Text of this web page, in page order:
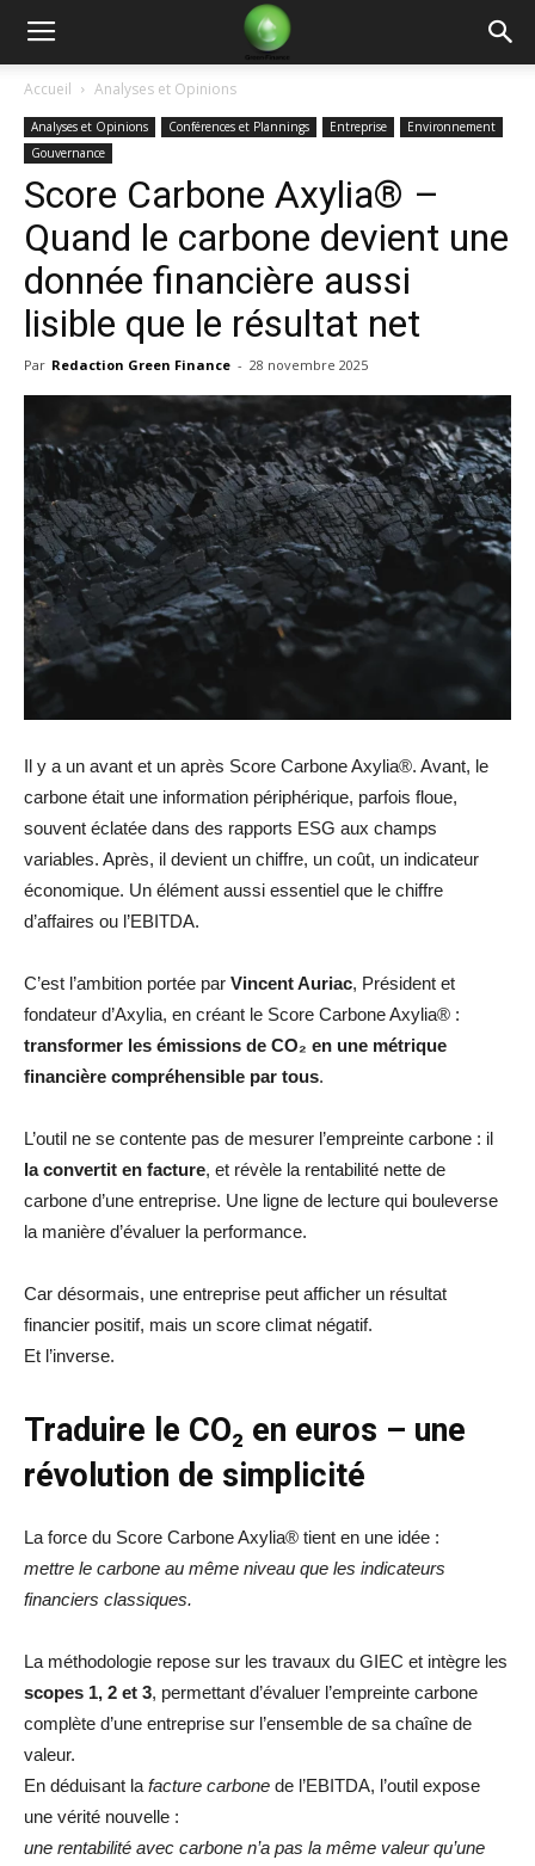
Green
Finance
Accueil Analyses et Opinions
Analyses et Opinions Conférences et Plannings Entreprise
Environnement
Gouvernance
Score Carbone Axylia® –
Quand le carbone devient une
donnée financière aussi
lisible que le résultat net
Par Redaction Green Finance - 28 novembre 2025
Il y a un avant et un après Score Carbone Axylia®. Avant, le
carbone était une information périphérique, parfois floue,
souvent éclatée dans des rapports ESG aux champs
variables. Après, il devient un chiffre, un coût, un indicateur
économique. Un élément aussi essentiel que le chiffre
d’affaires ou l’EBITDA.
C’est l’ambition portée par Vincent Auriac, Président et
fondateur d’Axylia, en créant le Score Carbone Axylia® :
transformer les émissions de CO₂ en une métrique
financière compréhensible par tous.
L’outil ne se contente pas de mesurer l’empreinte carbone : il
la convertit en facture, et révèle la rentabilité nette de
carbone d’une entreprise. Une ligne de lecture qui bouleverse
la manière d’évaluer la performance.
Car désormais, une entreprise peut afficher un résultat
financier positif, mais un score climat négatif.
Et l’inverse.
Traduire le CO₂ en euros – une
révolution de simplicité
La force du Score Carbone Axylia® tient en une idée :
mettre le carbone au même niveau que les indicateurs
financiers classiques.
La méthodologie repose sur les travaux du GIEC et intègre les
scopes 1, 2 et 3, permettant d’évaluer l’empreinte carbone
complète d’une entreprise sur l’ensemble de sa chaîne de
valeur.
En déduisant la facture carbone de l’EBITDA, l’outil expose
une vérité nouvelle :
une rentabilité avec carbone n’a pas la même valeur qu’une